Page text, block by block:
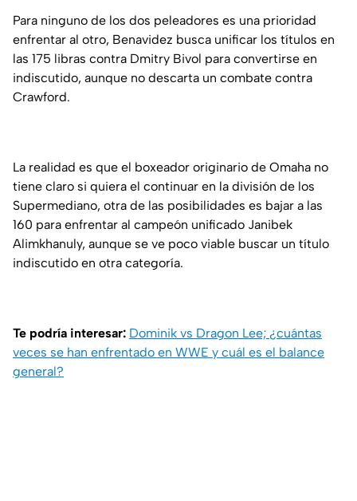
Para ninguno de los dos peleadores es una prioridad
enfrentar al otro, Benavidez busca unificar los títulos en
las 175 libras contra Dmitry Bivol para convertirse en
indiscutido, aunque no descarta un combate contra
Crawford.
La realidad es que el boxeador originario de Omaha no
tiene claro si quiera el continuar en la división de los
Supermediano, otra de las posibilidades es bajar a las
160 para enfrentar al campeón unificado Janibek
Alimkhanuly, aunque se ve poco viable buscar un título
indiscutido en otra categoría.
Te podría interesar: Dominik vs Dragon Lee; ¿cuántas
veces se han enfrentado en WWE y cuál es el balance
general?